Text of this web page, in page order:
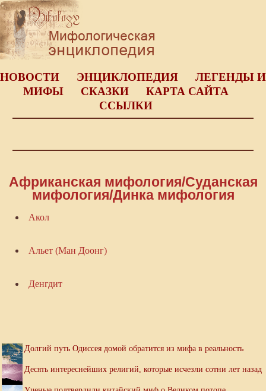
НОВОСТИ ЭНЦИКЛОПЕДИЯ
ЛЕГЕНДЫ И
МИФЫ
СКАЗКИ
КАРТА САЙТА
ССЫЛКИ
Африканская мифология/Суданская
мифология/Динка мифология
Акол
Альет (Ман Доонг)
Денгдит
Долгий путь Одиссея домой обратится из мифа в реальность
Десять интереснейших религий, которые исчезли сотни лет назад